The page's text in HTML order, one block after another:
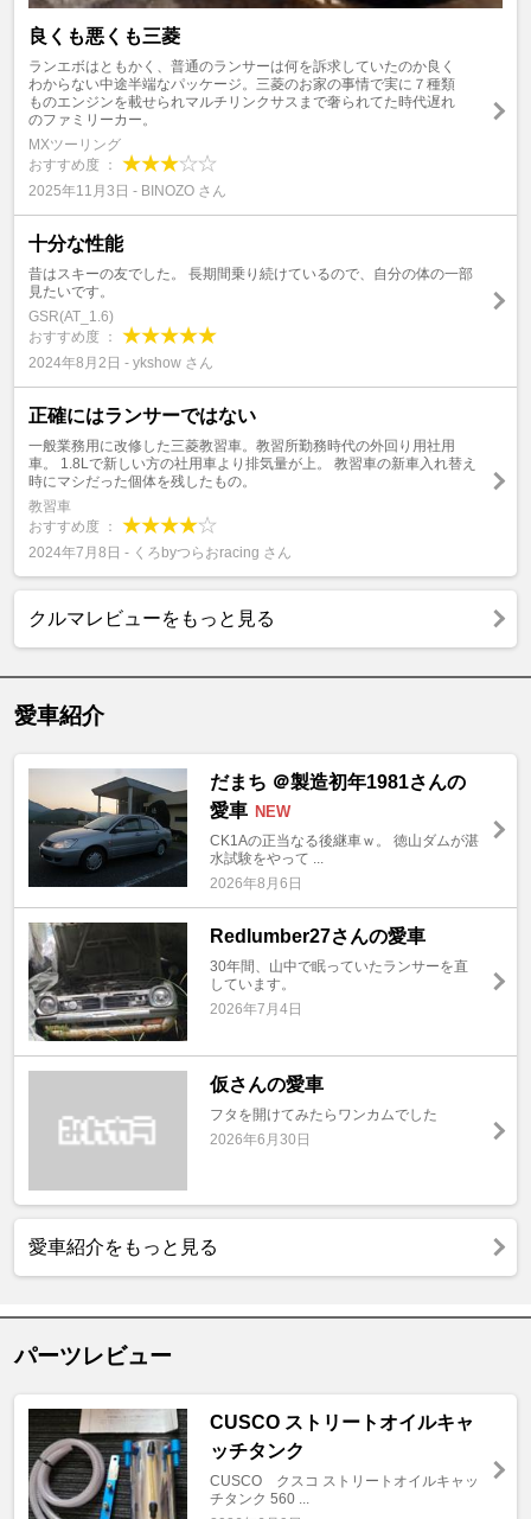
良くも悪くも三菱
ランエボはともかく、普通のランサーは何を訴求していたのか良く
わからない中途半端なパッケージ。三菱のお家の事情で実に７種類
ものエンジンを載せられマルチリンクサスまで奢られてた時代遅れ
のファミリーカー。
MXツーリング
おすすめ度 ：
2025年11月3日 - BINOZO さん
十分な性能
昔はスキーの友でした。 長期間乗り続けているので、自分の体の一部
見たいです。
GSR(AT_1.6)
おすすめ度 ：
2024年8月2日 - ykshow さん
正確にはランサーではない
一般業務用に改修した三菱教習車。教習所勤務時代の外回り用社用
車。 1.8Lで新しい方の社用車より排気量が上。 教習車の新車入れ替え
時にマシだった個体を残したもの。
教習車
おすすめ度 ：
2024年7月8日 - くろbyつらおracing さん
クルマレビューをもっと見る
愛車紹介
だまち ＠製造初年1981さんの
愛車 NEW
CK1Aの正当なる後継車ｗ。 徳山ダムが湛
水試験をやって ...
2026年8月6日
Redlumber27さんの愛車
30年間、山中で眠っていたランサーを直
しています。
2026年7月4日
仮さんの愛車
フタを開けてみたらワンカムでした
2026年6月30日
愛車紹介をもっと見る
パーツレビュー
CUSCO ストリートオイルキャ
ッチタンク
CUSCO クスコ ストリートオイルキャッ
チタンク 560 ...